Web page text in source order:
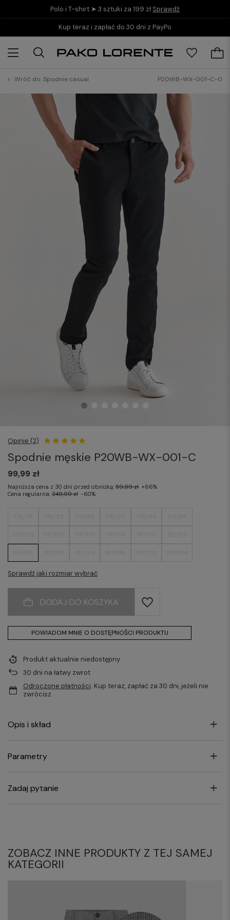
Polo i T-shirt ➤ 3 sztuki za 199 zł Sprawdź
Kup teraz i zapłać do 30 dni z PayPo
Wróć do:Spodnie casual P20WB-WX-001-C-0
Opinie (2)
Spodnie męskie P20WB-WX-001-C
182/110 182/114
Sprawdź jaki rozmiar wybrać
99,99 zł
Najniższa cena z 30 dni przed obniżką: 59,99 zł +66%
Cena regularna: 249,99 zł -60%
DODAJ DO KOSZYKA
POWIADOM MNIE O DOSTĘPNOŚCI PRODUKTU
Produkt aktualnie niedostępny
30 dni na łatwy zwrot
Odroczone płatności. Kup teraz, zapłać za 30 dni, jeżeli nie
zwrócisz
Opis i skład
Parametry
Zadaj pytanie
ZOBACZ INNE PRODUKTY Z TEJ SAMEJ
KATEGORII